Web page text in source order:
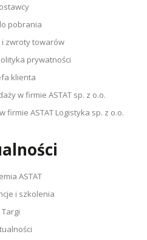
pobrania
i zwroty towarów
prywatności
klienta
w firmie ASTAT sp. z o.o.
firmie ASTAT Logistyka sp. z o.o.
ASTAT
i szkolenia
Targi